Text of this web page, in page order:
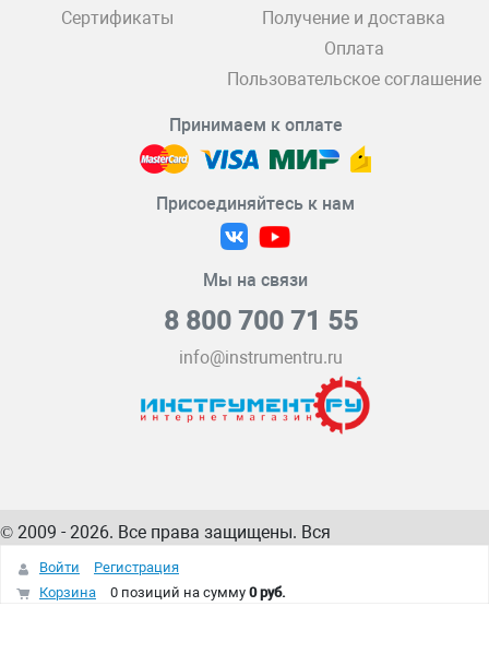
Сертификаты
Получение и доставка
Оплата
Пользовательское соглашение
Принимаем к оплате
Присоединяйтесь к нам
Мы на связи
8 800 700 71 55
info@instrumentru.ru
© 2009 - 2026. Все права защищены. Вся
информация на сайте – собственность
интернет-магазина
Войти
Регистрация
Корзина
0 позиций на сумму 0 руб.